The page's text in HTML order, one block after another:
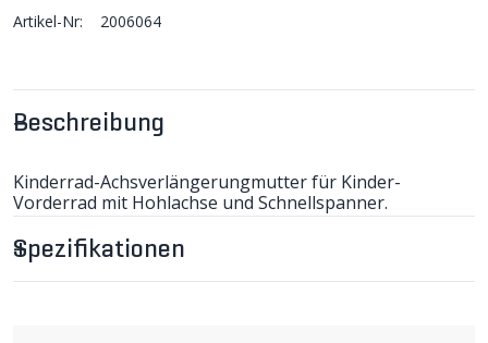
Beschreibung
Kinderrad-Achsverlängerungmutter für Kinder-
Vorderrad mit Hohlachse und Schnellspanner.
Spezifikationen
Artikel-Nr: 2006064